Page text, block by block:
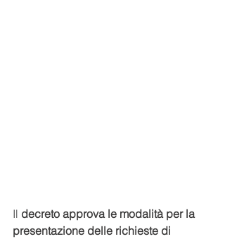
Il decreto approva le modalità per la
presentazione delle richieste di